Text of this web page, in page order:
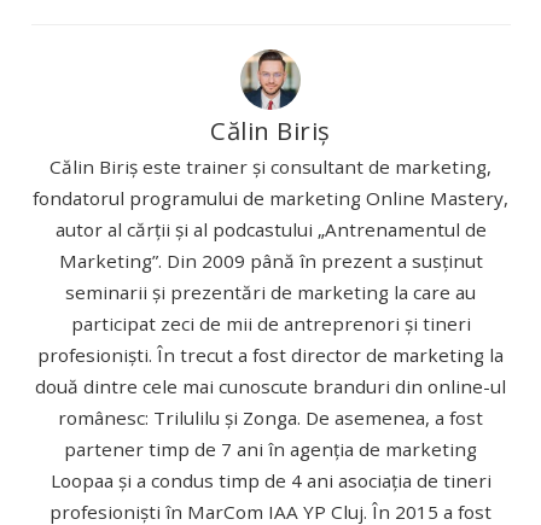
Călin Biriș
Călin Biriș este trainer și consultant de marketing,
fondatorul programului de marketing Online Mastery,
autor al cărții și al podcastului „Antrenamentul de
Marketing”. Din 2009 până în prezent a susținut
seminarii și prezentări de marketing la care au
participat zeci de mii de antreprenori și tineri
profesioniști. În trecut a fost director de marketing la
două dintre cele mai cunoscute branduri din online-ul
românesc: Trilulilu și Zonga. De asemenea, a fost
partener timp de 7 ani în agenția de marketing
Loopaa și a condus timp de 4 ani asociația de tineri
profesioniști în MarCom IAA YP Cluj. În 2015 a fost